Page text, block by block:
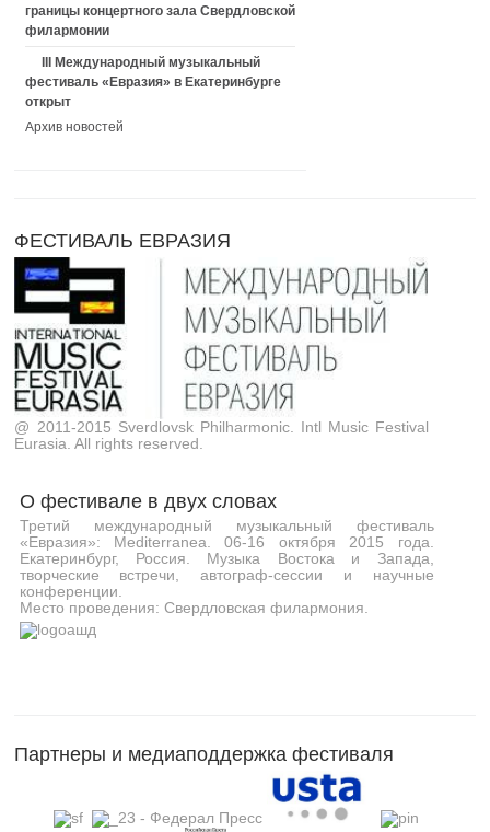
границы концертного зала Свердловской
филармонии
III Международный музыкальный
фестиваль «Евразия» в Екатеринбурге
открыт
Архив новостей
ФЕСТИВАЛЬ ЕВРАЗИЯ
@ 2011-2015 Sverdlovsk Philharmonic. Intl Music Festival
Eurasia. All rights reserved.
О фестивале в двух словах
Третий международный музыкальный фестиваль
«Евразия»: Mediterranea. 06-16 октября 2015 года.
Екатеринбург, Россия. Музыка Востока и Запада,
творческие встречи, автограф-сессии и научные
конференции.
Место проведения: Свердловская филармония.
Партнеры и медиаподдержка фестиваля